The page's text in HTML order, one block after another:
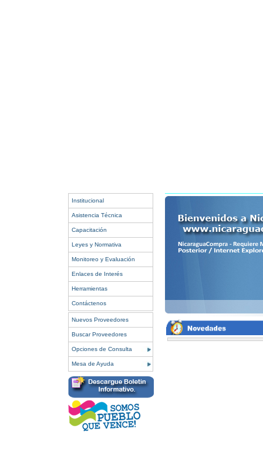
Institucional
Asistencia Técnica
Capacitación
Leyes y Normativa
Monitoreo y Evaluación
Enlaces de Interés
Herramientas
Contáctenos
Nuevos Proveedores
Buscar Proveedores
Opciones de Consulta
Mesa de Ayuda